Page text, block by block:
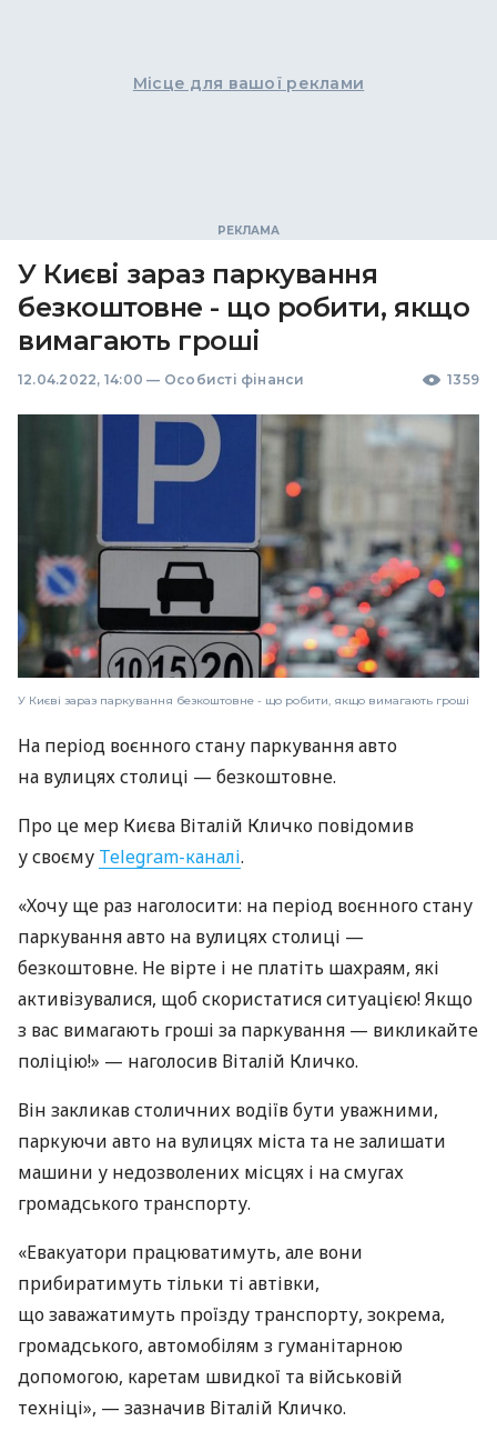
Місце для вашої реклами
У Києві зараз паркування
безкоштовне - що робити, якщо
вимагають гроші
12.04.2022, 14:00 — Особисті фінанси 1359
У Києві зараз паркування безкоштовне - що робити, якщо вимагають гроші
На період воєнного стану паркування авто
на вулицях столиці — безкоштовне.
Про це мер Києва Віталій Кличко повідомив
у своєму Telegram-каналі.
«Хочу ще раз наголосити: на період воєнного стану
паркування авто на вулицях столиці —
безкоштовне. Не вірте і не платіть шахраям, які
активізувалися, щоб скористатися ситуацією! Якщо
з вас вимагають гроші за паркування — викликайте
поліцію!» — наголосив Віталій Кличко.
Він закликав столичних водіїв бути уважними,
паркуючи авто на вулицях міста та не залишати
машини у недозволених місцях і на смугах
громадського транспорту.
«Евакуатори працюватимуть, але вони
прибиратимуть тільки ті автівки,
що заважатимуть проїзду транспорту, зокрема,
громадського, автомобілям з гуманітарною
допомогою, каретам швидкої та військовій
техніці», — зазначив Віталій Кличко.